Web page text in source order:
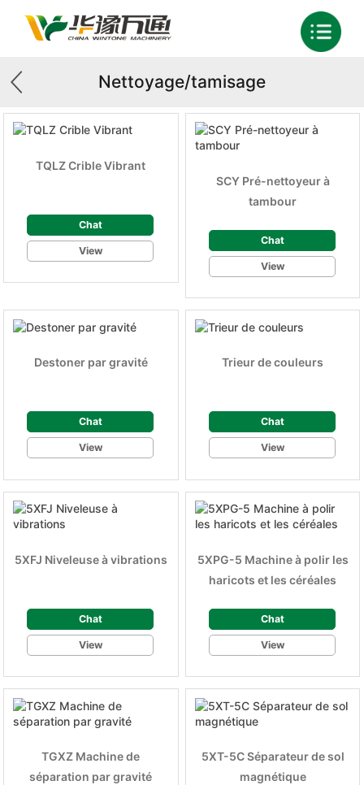
Nettoyage/tamisage
TQLZ Crible Vibrant
Chat
View
SCY Pré-nettoyeur à
tambour
Chat
View
Destoner par gravité
Chat
View
Trieur de couleurs
Chat
View
5XFJ Niveleuse à vibrations
Chat
View
5XPG-5 Machine à polir les
haricots et les céréales
Chat
View
TGXZ Machine de
séparation par gravité
5XT-5C Séparateur de sol
magnétique